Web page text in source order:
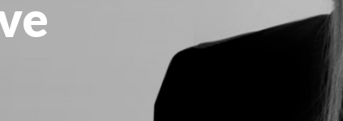
PATH SHOWS TH...